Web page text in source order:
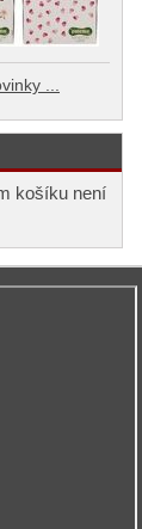
...
košíku není